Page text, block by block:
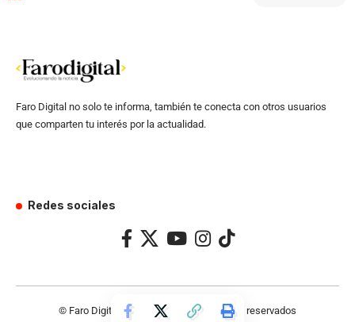
Faro Digital no solo te informa, también te conecta con otros usuarios
que comparten tu interés por la actualidad.
Redes sociales
© Faro Digital 2024 – Todos los derechos reservados